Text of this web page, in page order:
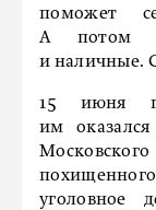
поможет
А потом
и наличные.
15 июня
им
уголовное